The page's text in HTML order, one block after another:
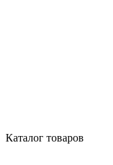
Каталог товаров